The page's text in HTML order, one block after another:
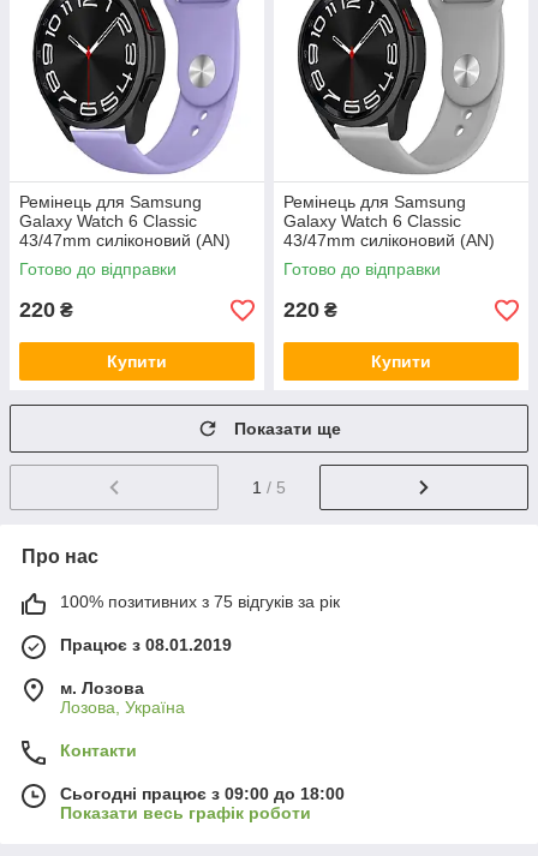
Ремінець для Samsung
Galaxy Watch 6 Classic
43/47mm силіконовий (AN)
Бузковий
Готово до відправки
220 ₴
Купити
Ремінець для Samsung
Galaxy Watch 6 Classic
43/47mm силіконовий (AN)
Світло сірий
Готово до відправки
220 ₴
Купити
Показати ще
1 / 5
Про нас
100% позитивних з 75 відгуків за рік
Працює з 08.01.2019
м. Лозова
Лозова, Україна
Контакти
Сьогодні працює з 09:00 до 18:00
Показати весь графік роботи